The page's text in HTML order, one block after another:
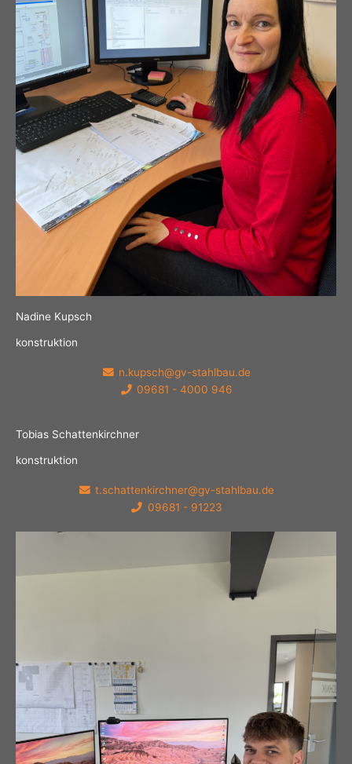
Nadine Kupsch
konstruktion
n.kupsch@gv-stahlbau.de
09681 - 4000 946
Tobias Schattenkirchner
konstruktion
t.schattenkirchner@gv-stahlbau.de
09681 - 91223